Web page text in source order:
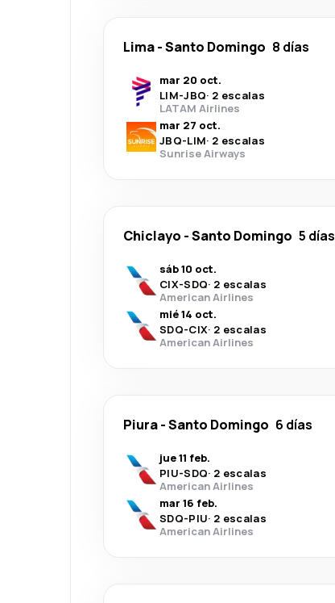
Lima-Santo Domingo 8 días
mar 20 oct.
LIM-JBQ· 2 escalas
LATAM Airlines
mar 27 oct.
JBQ-LIM· 2 escalas
Sunrise Airways
Chiclayo -Santo Domingo 5 días
sáb 10 oct.
CIX-SDQ· 2 escalas
American Airlines
mié 14 oct.
SDQ-CIX· 2 escalas
American Airlines
Piura-Santo Domingo 6 días
jue 11 feb.
PIU-SDQ· 2 escalas
American Airlines
mar 16 feb.
SDQ-PIU· 2 escalas
American Airlines